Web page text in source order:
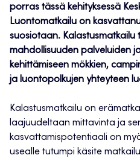
porras tässä kehityksessä
Luontomatkailu on
suosiotaan.
mahdollisuuden palveluiden
kehittämiseen mökkien,
ja luontopolkujen yhteyteen
Kalastusmatkailu on
laajuudeltaan mittavinta ja
kasvattamispotentiaali on
usealle tutumpi käsite